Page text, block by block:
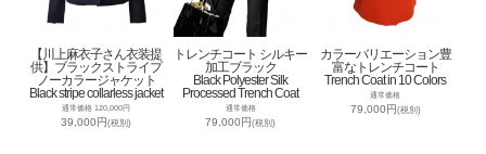
【川上麻衣子さん衣装提
供】ブラックストライプ
ノーカラージャケット
Black stripe collarless jacket
通常価格 120,000円
39,000円(税別)
トレンチコート シルキー
加工ブラック
Black Polyester Silk
Processed Trench Coat
通常価格
79,000円(税別)
カラーバリエーション豊
富なトレンチコート
Trench Coat in 10 Colors
通常価格
79,000円(税別)